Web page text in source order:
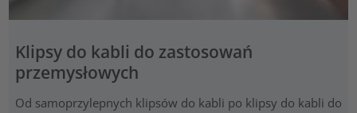
Klipsy do kabli do zastosowań
przemysłowych
Od samoprzylepnych klipsów do kabli po klipsy do kabli do